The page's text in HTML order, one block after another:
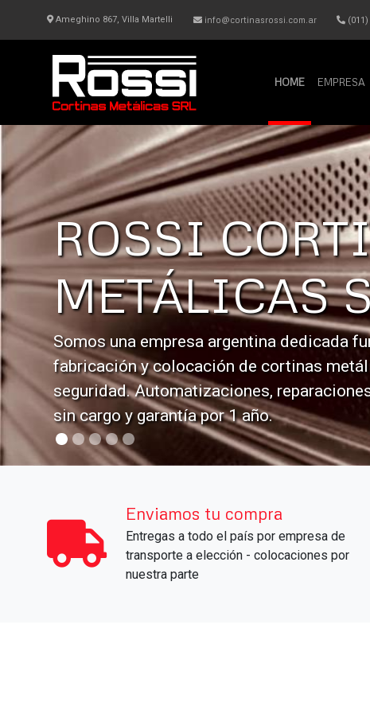
Ameghino 867, Villa Martelli info@cortinasrossi.com.ar (011)
HOME EMPRESA
Enviamos tu compra
Entregas a todo el país por empresa de
transporte a elección - colocaciones por
nuestra parte